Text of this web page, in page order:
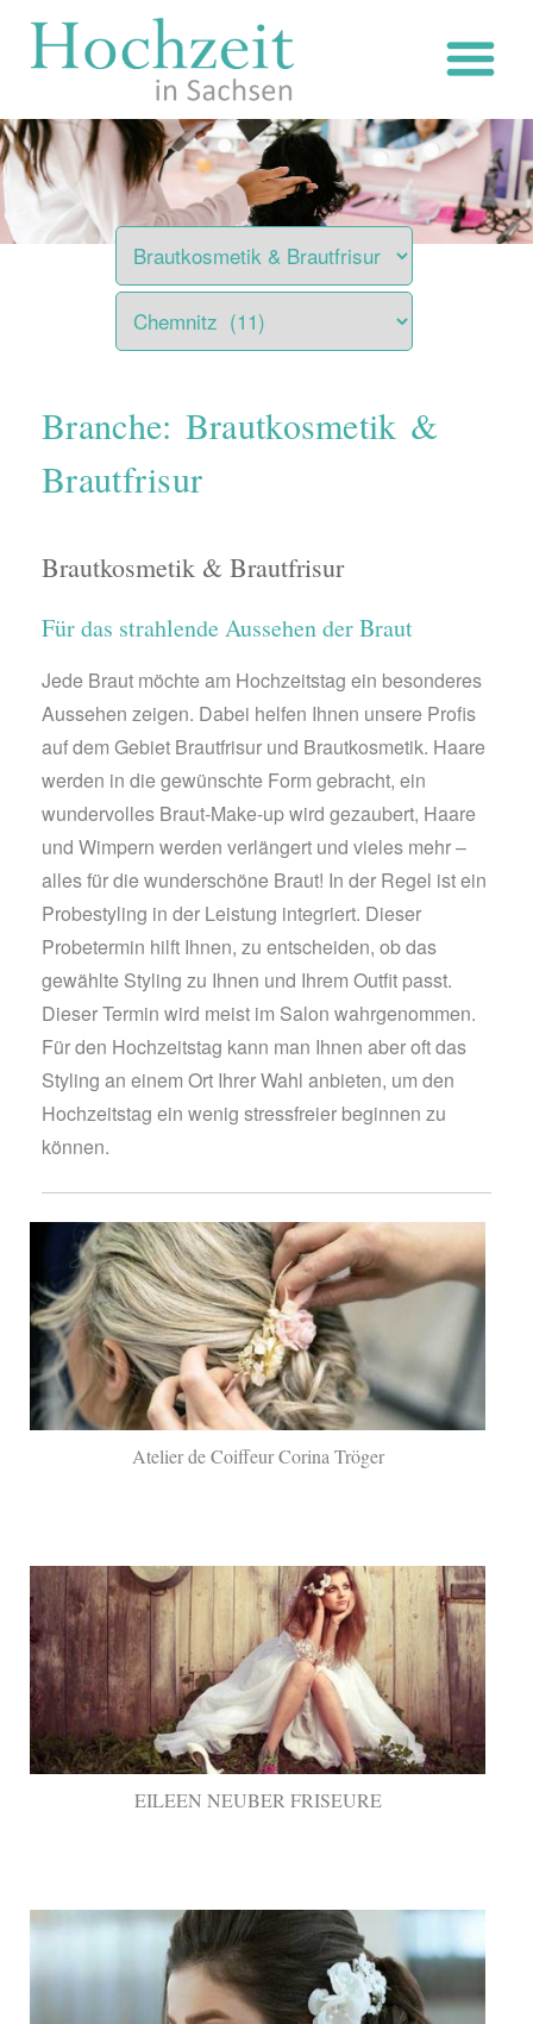
Inhalt
Branche: Brautkosmetik &
Brautfrisur
Brautkosmetik & Brautfrisur
Für das strahlende Aussehen der Braut
Jede Braut möchte am Hochzeitstag ein besonderes
Aussehen zeigen. Dabei helfen Ihnen unsere Profis
auf dem Gebiet Brautfrisur und Brautkosmetik. Haare
werden in die gewünschte Form gebracht, ein
wundervolles Braut-Make-up wird gezaubert, Haare
und Wimpern werden verlängert und vieles mehr –
alles für die wunderschöne Braut! In der Regel ist ein
Probestyling in der Leistung integriert. Dieser
Probetermin hilft Ihnen, zu entscheiden, ob das
gewählte Styling zu Ihnen und Ihrem Outfit passt.
Dieser Termin wird meist im Salon wahrgenommen.
Für den Hochzeitstag kann man Ihnen aber oft das
Styling an einem Ort Ihrer Wahl anbieten, um den
Hochzeitstag ein wenig stressfreier beginnen zu
können.
Atelier de Coiffeur Corina Tröger
EILEEN NEUBER FRISEURE